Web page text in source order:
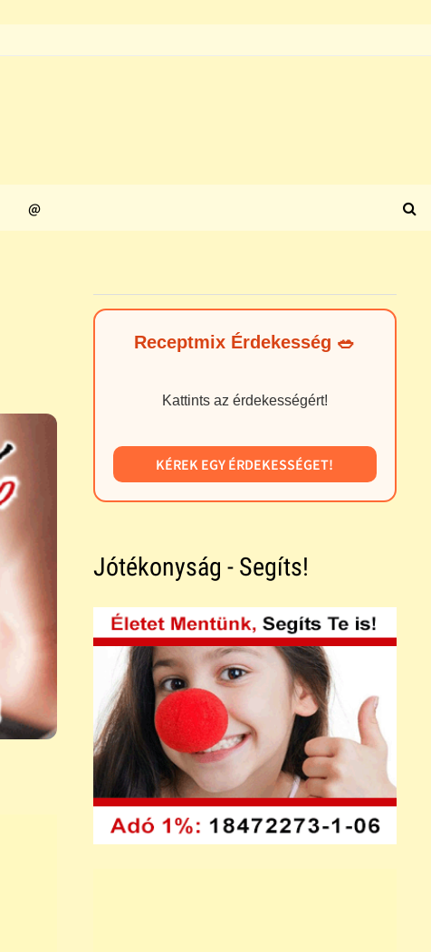
@
Receptmix Érdekesség 🥗
Kattints az érdekességért!
KÉREK EGY ÉRDEKESSÉGET!
Jótékonyság - Segíts!